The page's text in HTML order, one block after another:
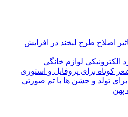
اصلاح طرح لبخند در افزایش
الکترونیکی لوازم خانگی
کوتاه برای پروفایل و استوری
تولد و جشن ها با تم صورتی